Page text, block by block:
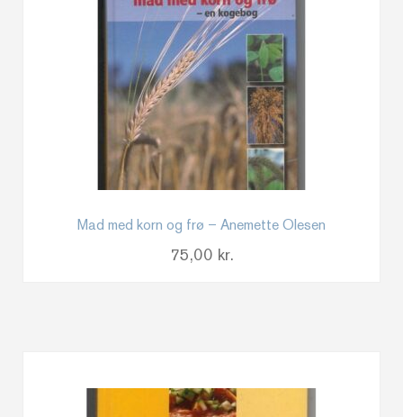
Mad med korn og frø – Anemette Olesen
75,00 kr.